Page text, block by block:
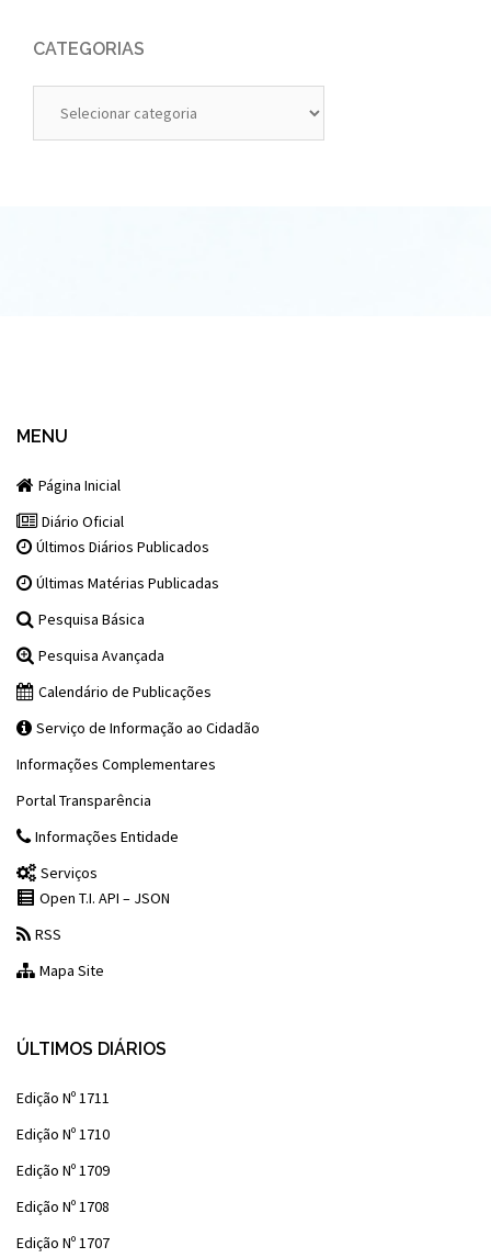
CATEGORIAS
MENU
Página Inicial
Diário Oficial
Últimos Diários Publicados
Últimas Matérias Publicadas
Pesquisa Básica
Pesquisa Avançada
Calendário de Publicações
Serviço de Informação ao Cidadão
Informações Complementares
Portal Transparência
Informações Entidade
Serviços
Open T.I. API – JSON
RSS
Mapa Site
ÚLTIMOS DIÁRIOS
Edição Nº 1711
Edição Nº 1710
Edição Nº 1709
Edição Nº 1708
Edição Nº 1707